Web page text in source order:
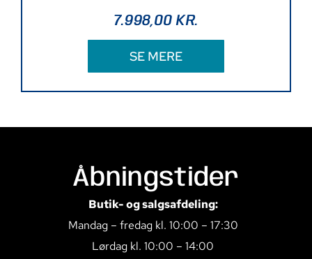
7.998,00KR.
SE MERE
Åbningstider
Butik- og salgsafdeling:
Mandag – fredag kl. 10:00 – 17:30
Lørdag kl. 10:00 – 14:00